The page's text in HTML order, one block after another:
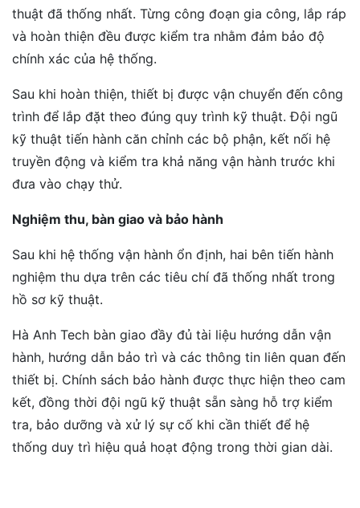
thuật đã thống nhất. Từng công đoạn gia công, lắp ráp
và hoàn thiện đều được kiểm tra nhằm đảm bảo độ
chính xác của hệ thống.
Sau khi hoàn thiện, thiết bị được vận chuyển đến công
trình để lắp đặt theo đúng quy trình kỹ thuật. Đội ngũ
kỹ thuật tiến hành căn chỉnh các bộ phận, kết nối hệ
truyền động và kiểm tra khả năng vận hành trước khi
đưa vào chạy thử.
Nghiệm thu, bàn giao và bảo hành
Sau khi hệ thống vận hành ổn định, hai bên tiến hành
nghiệm thu dựa trên các tiêu chí đã thống nhất trong
hồ sơ kỹ thuật.
Hà Anh Tech bàn giao đầy đủ tài liệu hướng dẫn vận
hành, hướng dẫn bảo trì và các thông tin liên quan đến
thiết bị. Chính sách bảo hành được thực hiện theo cam
kết, đồng thời đội ngũ kỹ thuật sẵn sàng hỗ trợ kiểm
tra, bảo dưỡng và xử lý sự cố khi cần thiết để hệ
thống duy trì hiệu quả hoạt động trong thời gian dài.